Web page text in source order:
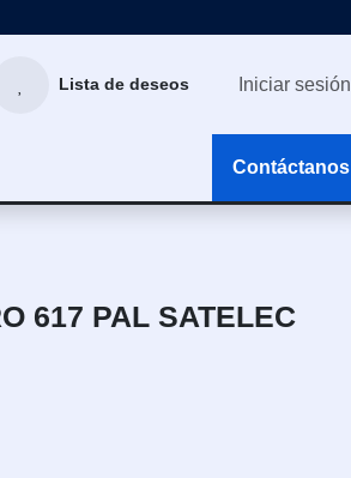
Lista de deseos Iniciar sesión
Contáctanos
617 PAL SATELEC